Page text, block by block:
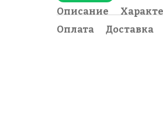
Описание
Оплата
Доставка